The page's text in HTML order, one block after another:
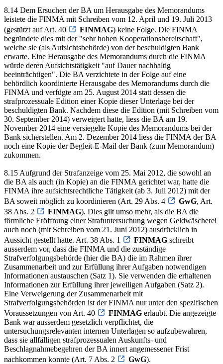
8.14 Dem Ersuchen der BA um Herausgabe des Memorandums
leistete die FINMA mit Schreiben vom 12. April und 19. Juli 2013
(gestützt auf Art. 40
FINMAG) keine Folge. Die FINMA
begründete dies mit der "sehr hohen Kooperationsbereitschaft",
welche sie (als Aufsichtsbehörde) von der beschuldigten Bank
erwarte. Eine Herausgabe des Memorandums durch die FINMA
würde deren Aufsichtstätigkeit "auf Dauer nachhaltig
beeinträchtigen". Die BA verzichtete in der Folge auf eine
behördlich koordinierte Herausgabe des Memorandums durch die
FINMA und verfügte am 25. August 2014 statt dessen die
strafprozessuale Edition einer Kopie dieser Unterlage bei der
beschuldigten Bank. Nachdem diese die Edition (mit Schreiben vom
30. September 2014) verweigert hatte, liess die BA am 19.
November 2014 eine versiegelte Kopie des Memorandums bei der
Bank sicherstellen. Am 2. Dezember 2014 liess die FINMA der BA
noch eine Kopie der Begleit-E-Mail der Bank (zum Memorandum)
zukommen.
8.15 Aufgrund der Strafanzeige vom 25. Mai 2012, die sowohl an
die BA als auch (in Kopie) an die FINMA gerichtet war, hatte die
FINMA ihre aufsichtsrechtliche Tätigkeit (ab 3. Juli 2012) mit der
BA soweit möglich zu koordinieren (Art. 29 Abs. 4
GwG, Art.
38 Abs. 2
FINMAG). Dies gilt umso mehr, als die BA die
förmliche Eröffnung einer Strafuntersuchung wegen Geldwäscherei
auch noch (mit Schreiben vom 21. Juni 2012) ausdrücklich in
Aussicht gestellt hatte. Art. 38 Abs. 1
FINMAG schreibt
ausserdem vor, dass die FINMA und die zuständige
Strafverfolgungsbehörde (hier die BA) die im Rahmen ihrer
Zusammenarbeit und zur Erfüllung ihrer Aufgaben notwendigen
Informationen austauschen (Satz 1). Sie verwenden die erhaltenen
Informationen zur Erfüllung ihrer jeweiligen Aufgaben (Satz 2).
Eine Verweigerung der Zusammenarbeit mit
Strafverfolgungsbehörden ist der FINMA nur unter den spezifischen
Voraussetzungen von Art. 40
FINMAG erlaubt. Die angezeigte
Bank war ausserdem gesetzlich verpflichtet, die
untersuchungsrelevanten internen Unterlagen so aufzubewahren,
dass sie allfälligen strafprozessualen Auskunfts- und
Beschlagnahmebegehren der BA innert angemessener Frist
nachkommen konnte (Art. 7 Abs. 2
GwG).